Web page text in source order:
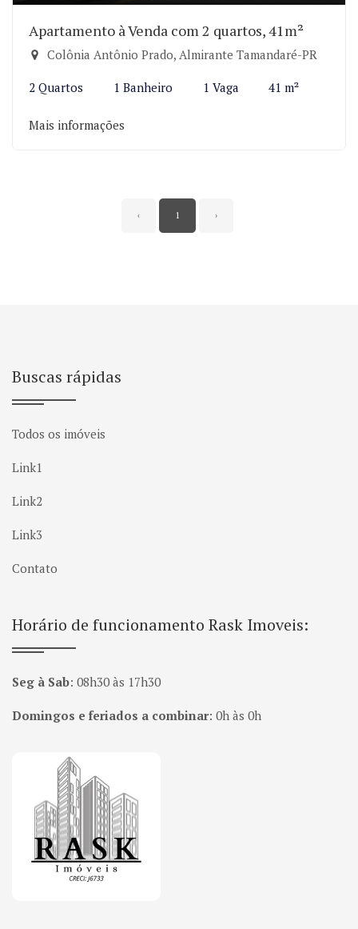
Apartamento à Venda com 2 quartos, 41m²
Colônia Antônio Prado, Almirante Tamandaré-PR
2 Quartos 1 Banheiro 1 Vaga 41 m²
Mais informações
‹ 1 ›
Buscas rápidas
Todos os imóveis
Link1
Link2
Link3
Contato
Horário de funcionamento Rask Imoveis:
Seg à Sab: 08h30 às 17h30
Domingos e feriados a combinar: 0h às 0h
Página inicial